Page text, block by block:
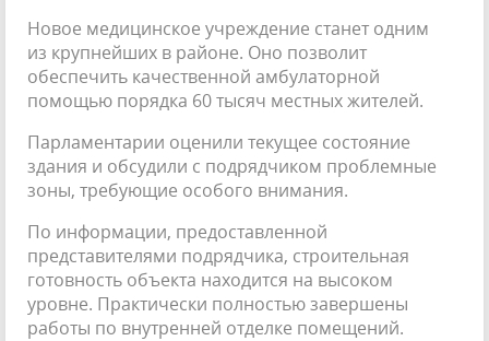
Новое медицинское учреждение станет одним
из крупнейших в районе. Оно позволит
обеспечить качественной амбулаторной
помощью порядка 60 тысяч местных жителей.
Парламентарии оценили текущее состояние
здания и обсудили с подрядчиком проблемные
зоны, требующие особого внимания.
По информации, предоставленной
представителями подрядчика, строительная
готовность объекта находится на высоком
уровне. Практически полностью завершены
работы по внутренней отделке помещений.